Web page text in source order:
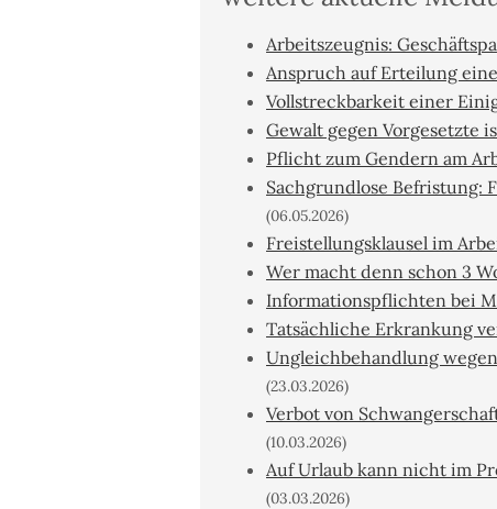
Arbeitszeugnis:
Anspruch auf Erteilung
Vollstreckbarkeit einer
Gewalt gegen Vorgesetzte
Pflicht zum Gendern am
Sachgrundlose Befristung:
(06.05.2026)
Freistellungsklausel im
Wer macht denn schon 3
Informationspflichten bei
Tatsächliche Erkrankung
Ungleichbehandlung
(23.03.2026)
Verbot von
(10.03.2026)
Auf Urlaub kann nicht im
(03.03.2026)